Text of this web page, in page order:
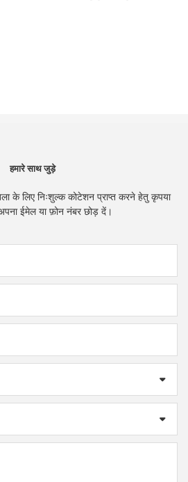
हमारे साथ जुड़े
के लिए निःशुल्क कोटेशन प्राप्त करने हेतु कृपया
ईमेल या फ़ोन नंबर छोड़ दें।